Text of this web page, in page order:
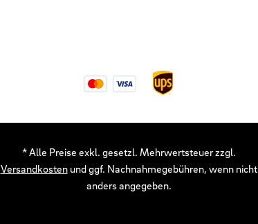
* Alle Preise exkl. gesetzl. Mehrwertsteuer zzgl.
Versandkostenund ggf. Nachnahmegebühren, wenn nicht
anders angegeben.